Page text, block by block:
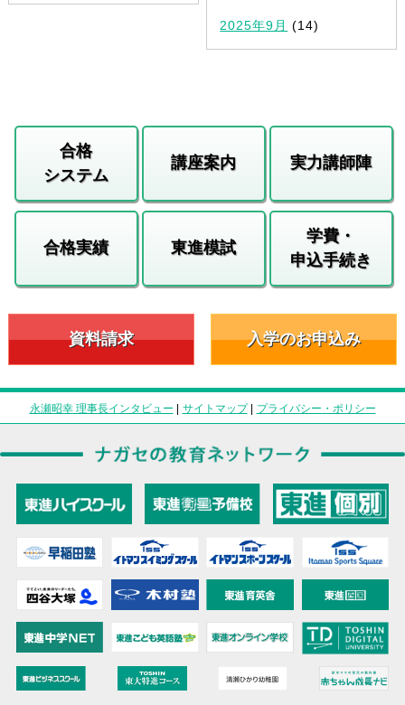
2025年9月 (14)
合格
システム
講座案内 実力講師陣
合格実績 東進模試
学費・
申込手続き
資料請求 入学のお申込み
永瀬昭幸 理事長インタビュー | サイトマップ| プライバシー・ポリシー